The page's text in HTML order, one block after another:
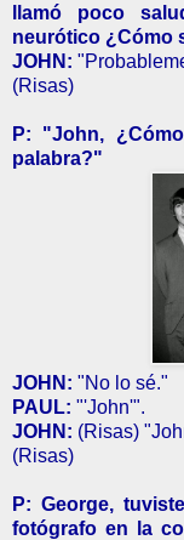
llamó poco
neurótico ¿Cómo
JOHN:
(Risas)
P: "John,
palabra?"
JOHN: "No lo sé."
PAUL: "'John'".
JOHN: (Risas)
(Risas)
P: George,
fotógrafo en la